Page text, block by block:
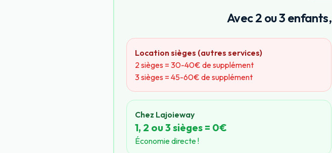
Avec 2 ou 3
Location sièges (autres services)
2 sièges = 30-40€ de supplément
3 sièges = 45-60€ de supplément
Chez Lajoieway
1, 2 ou 3 sièges = 0€
Économie directe !